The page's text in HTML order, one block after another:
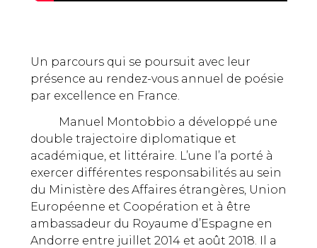
Un parcours qui se poursuit avec leur
présence au rendez-vous annuel de poésie
par excellence en France.
Manuel Montobbio a développé une
double trajectoire diplomatique et
académique, et littéraire. L’une l’a porté à
exercer différentes responsabilités au sein
du Ministère des Affaires étrangères, Union
Européenne et Coopération et à être
ambassadeur du Royaume d’Espagne en
Andorre entre juillet 2014 et août 2018. Il a